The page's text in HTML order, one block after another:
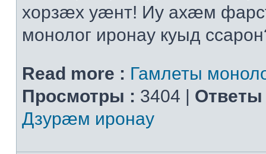
хорзæх уæнт! Иу ахæм
монолог иронау куыд
Read more : Гамлеты
Просмотры : 3404 | Ответы
Дзурæм иронау